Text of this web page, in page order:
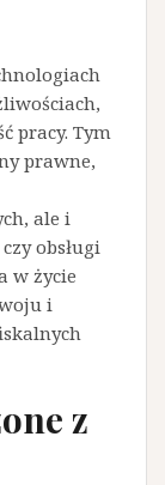
pracy. Tym
prawne,
ale i
obsługi
w życie
i
z